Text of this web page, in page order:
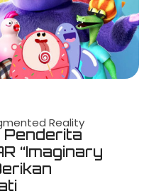
Reality
Penderita
“Imaginary